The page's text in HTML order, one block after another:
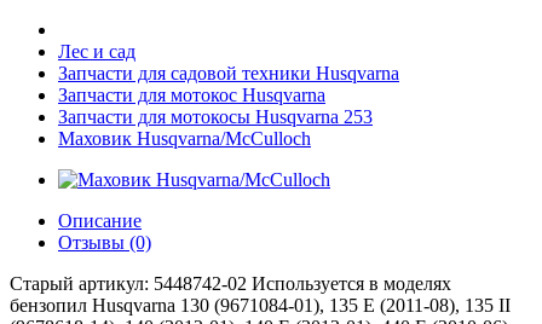
Лес и сад
Запчасти для садовой техники Husqvarna
Запчасти для мотокос Husqvarna
Запчасти для мотокосы Husqvarna 253
Маховик Husqvarna/McCulloch
Описание
Отзывы (0)
Старый артикул: 5448742-02 Используется в моделях
бензопил Husqvarna 130 (9671084-01), 135 E (2011-08), 135 II